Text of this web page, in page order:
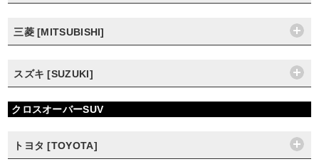
三菱 [MITSUBISHI]
スズキ [SUZUKI]
クロスオーバーSUV
トヨタ [TOYOTA]